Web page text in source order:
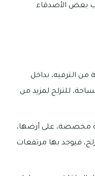
بعض الأصدقاء
من الترفيه، بداخل
للتزلج لمزيد من
مخصصة، على أرضها،
فيوجد بها مرتفعات